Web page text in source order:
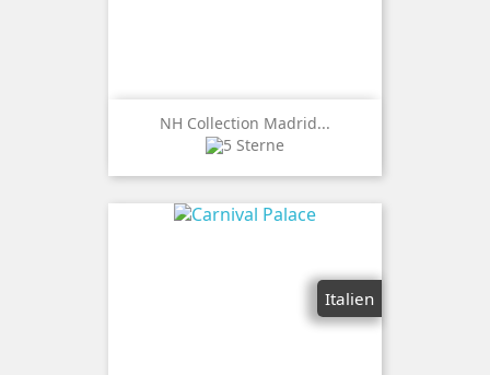
NH Collection Madrid...
Italien